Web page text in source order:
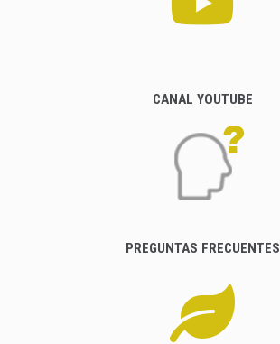
CANAL YOUTUBE
PREGUNTAS FRECUENTES